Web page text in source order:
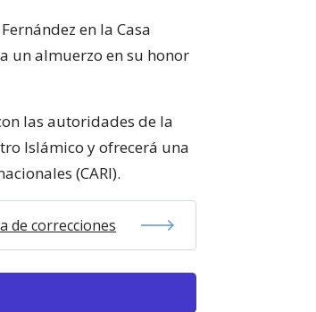
en la Casa
un almuerzo en su honor
las autoridades de la
Islámico y ofrecerá una
(CARI).
de correcciones